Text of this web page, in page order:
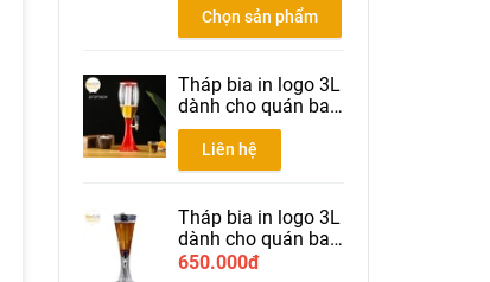
Chọn sản phẩm
Tháp bia in logo 3L
dành cho quán bar
nhà hàng bia màu
Liên hệ
Tháp bia in logo 3L
dành cho quán bar
nhà hàng bia màu
650.000đ